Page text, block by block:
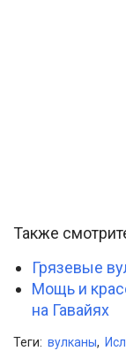
Также
Грязевые
Мощь и
на Гавайях
Теги: вулканы,